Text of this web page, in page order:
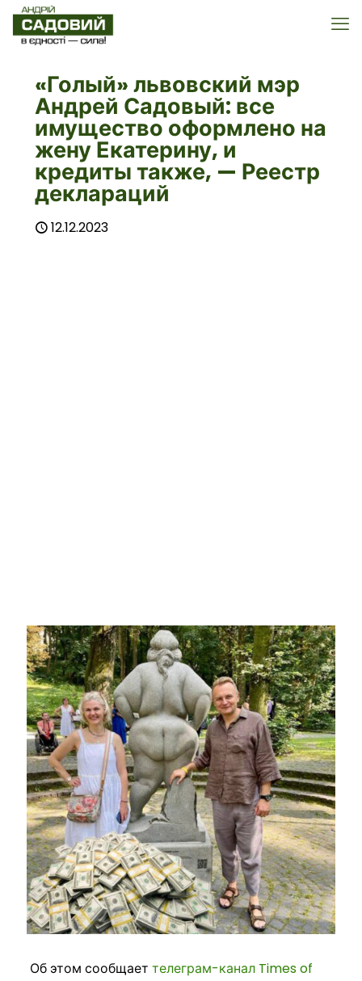
«Голый» львовский мэр
Андрей Садовый: все
имущество оформлено на
жену Екатерину, и
кредиты также, — Реестр
деклараций
12.12.2023
Об этом сообщает телеграм-канал Times of